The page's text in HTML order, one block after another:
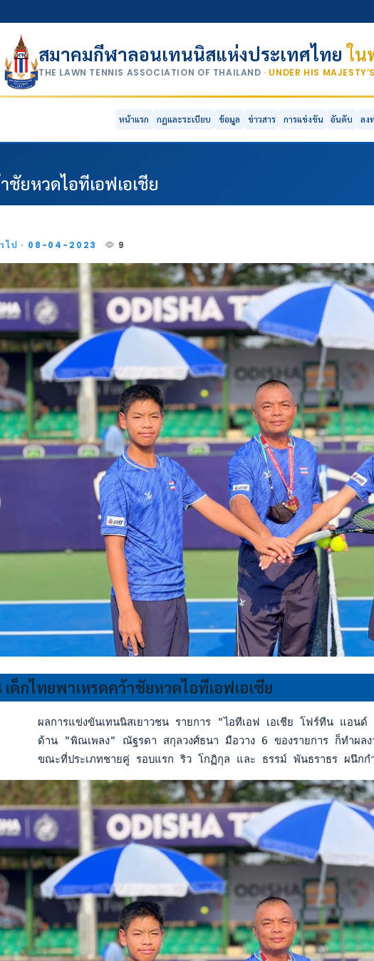
สมาคมกีฬาลอนเทนนิสแห่งประเทศไทยใน
THE LAWN TENNIS ASSOCIATION OF THAILAND · UNDER HIS
หน้าแรก กฎและระเบียบ ข้อมูล ข่าวสาร การแข่งขัน อันดับ ลง
ชัยหวดไอทีเอฟเอเชีย
ไป · 08-04-2023 9
เด็กไทยพาเหรดคว้าชัยหวดไอทีเอฟเอเชีย
ผลการแข่งขันเทนนิสเยาวชน รายการ "ไอทีเอฟ เอเชีย โฟร์ทีน แอน
ด้าน "พิณเพลง" ณัฐรดา สกุลวงศ์ธนา มือวาง 6 ของรายการ ก็ทำผล
ขณะที่ประเภทชายคู่ รอบแรก ริว โกฏิกุล และ ธรรม์ พันธราธร ผนึก